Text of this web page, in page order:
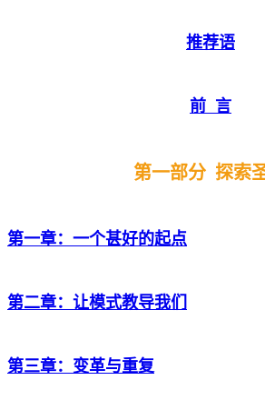
推荐语
前 言
第一部分 探索
第一章：一个甚好的起点
第二章：让模式教导我们
第三章：变革与重复